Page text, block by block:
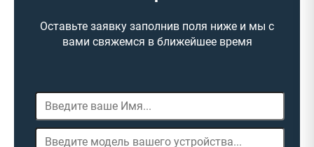
Оставьте заявку заполнив поля ниже и мы с
вами свяжемся в ближейшее время